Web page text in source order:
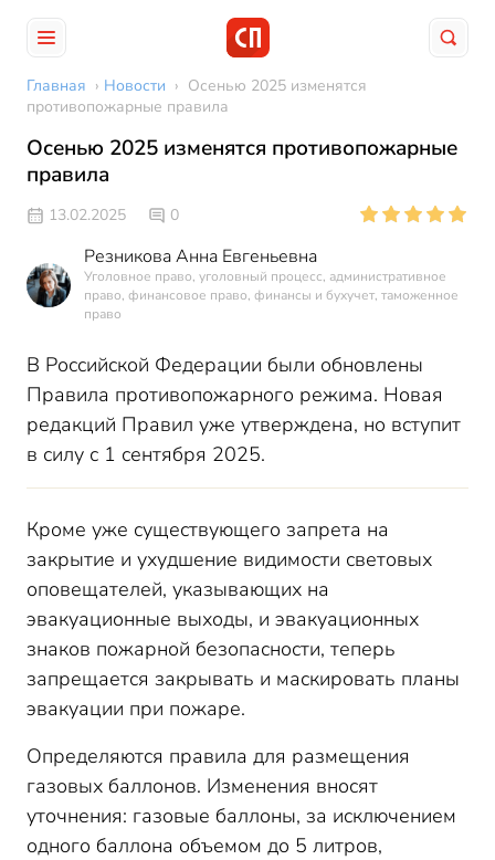
Главная › Новости › Осенью 2025 изменятся
противопожарные правила
Осенью 2025 изменятся противопожарные
правила
13.02.2025 0
Резникова Анна Евгеньевна
Уголовное право, уголовный процесс, административное
право, финансовое право, финансы и бухучет, таможенное
право
В Российской Федерации были обновлены
Правила противопожарного режима. Новая
редакций Правил уже утверждена, но вступит
в силу с 1 сентября 2025.
Кроме уже существующего запрета на
закрытие и ухудшение видимости световых
оповещателей, указывающих на
эвакуационные выходы, и эвакуационных
знаков пожарной безопасности, теперь
запрещается закрывать и маскировать планы
эвакуации при пожаре.
Определяются правила для размещения
газовых баллонов. Изменения вносят
уточнения: газовые баллоны, за исключением
одного баллона объемом до 5 литров,